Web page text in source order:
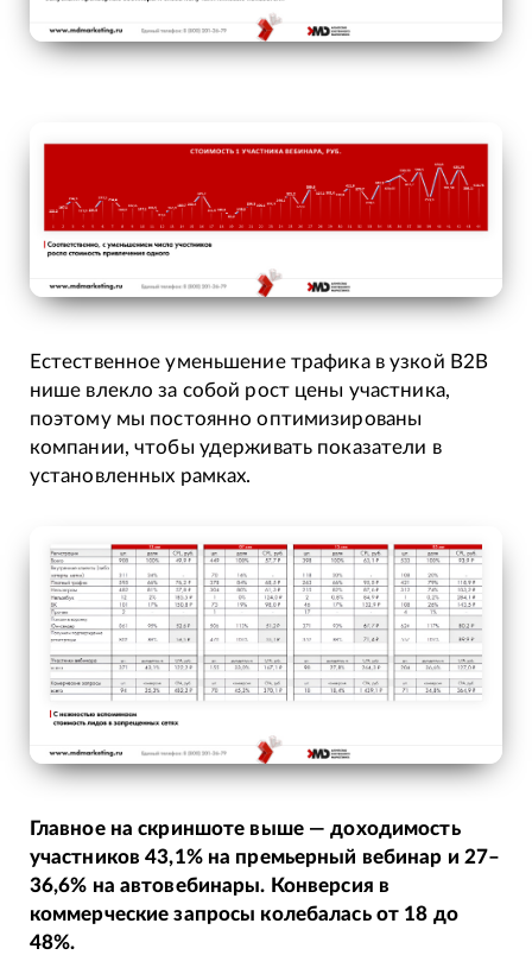
Естественное уменьшение трафика в узкой B2B
нише влекло за собой рост цены участника,
поэтому мы постоянно оптимизированы
компании, чтобы удерживать показатели в
установленных рамках.
Главное на скриншоте выше — доходимость
участников 43,1% на премьерный вебинар и 27–
36,6% на автовебинары. Конверсия в
коммерческие запросы колебалась от 18 до
48%.